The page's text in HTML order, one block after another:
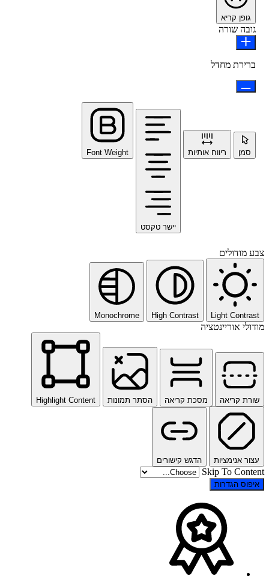
קריא
שורה
מחדל
ריווח אותיות
יישר טקסט
Font Weight
Light
High Contrast
Monochrome
אוריינטציה
קריאה מסכת קריאה הסתר תמונות Highlight Content
אנימציות הדגש קישורים
Skip To
הגדרות